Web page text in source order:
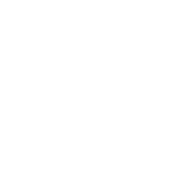
marques